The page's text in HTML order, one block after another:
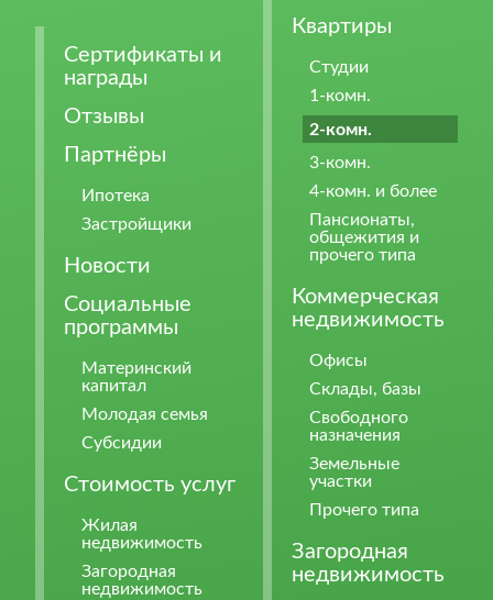
Сертификаты и
награды
Отзывы
Партнёры
Ипотека
Застройщики
Новости
Социальные
программы
Материнский
капитал
Молодая семья
Субсидии
Стоимость услуг
Жилая
недвижимость
Загородная
недвижимость
Квартиры
Студии
1-комн.
2-комн.
3-комн.
4-комн. и более
Пансионаты,
общежития и
прочего типа
Коммерческая
недвижимость
Офисы
Склады, базы
Свободного
назначения
Земельные
участки
Прочего типа
Загородная
недвижимость